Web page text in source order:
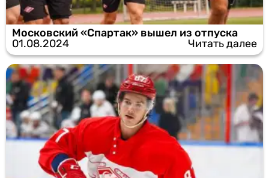
Московский «Спартак» вышел из отпуска
01.08.2024
Читать далее